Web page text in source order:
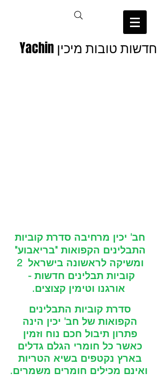
חדשות טובות מיכין Yachin
חב' יכין מרחיבה סדרת קוביות
התבלינים הקפואות "בריאבוע"
קוביות תבלינים חדשות -
אורגנו וטימין קצוצים.
סדרת קוביות התבלינים
הקפואות של חב' יכין הינה
פתרון תיבול חכם נוח וזמין
כאשר כל חומרי הגלם גדלים
בארץ נקטפים בשיא הטריות
ואינם מכילים חומרים משמרים.